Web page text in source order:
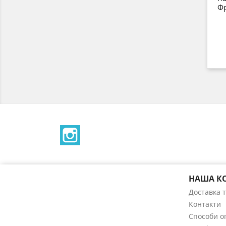
НАША
Доставка
Контакти
Способи